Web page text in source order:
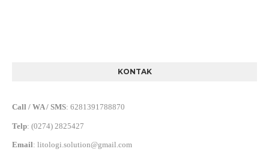
KONTAK
Call / WA / SMS: 6281391788870
Telp: (0274) 2825427
Email: litologi.solution@gmail.com